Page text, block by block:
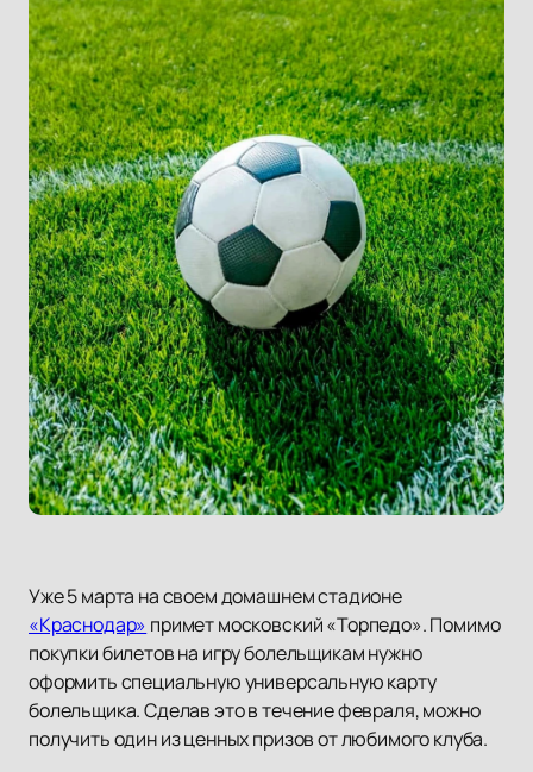
Уже 5 марта на своем домашнем стадионе
«Краснодар» примет московский «Торпедо». Помимо
покупки билетов на игру болельщикам нужно
оформить специальную универсальную карту
болельщика. Сделав это в течение февраля, можно
получить один из ценных призов от любимого клуба.